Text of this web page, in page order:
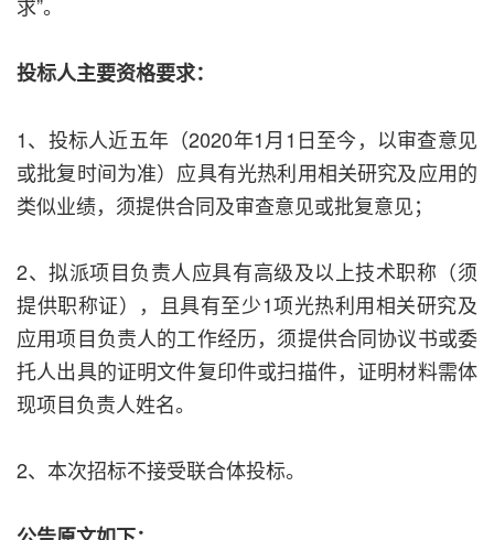
求”。
投标人主要资格要求：
1、投标人近五年（2020年1月1日至今，以审查意见
或批复时间为准）应具有光热利用相关研究及应用的
类似业绩，须提供合同及审查意见或批复意见；
2、拟派项目负责人应具有高级及以上技术职称（须
提供职称证），且具有至少1项光热利用相关研究及
应用项目负责人的工作经历，须提供合同协议书或委
托人出具的证明文件复印件或扫描件，证明材料需体
现项目负责人姓名。
2、本次招标不接受联合体投标。